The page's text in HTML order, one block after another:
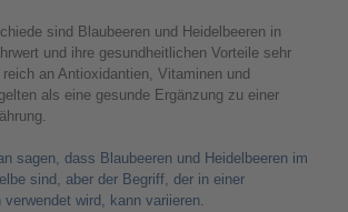
sind Blaubeeren und Heidelbeeren in
und ihre gesundheitlichen Vorteile sehr
an Antioxidantien, Vitaminen und
als eine gesunde Ergänzung zu einer
sagen, dass Blaubeeren und Heidelbeeren im
sind, aber der Begriff, der in einer
wird, kann variieren.